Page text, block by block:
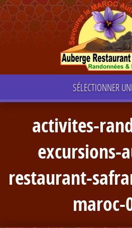
SÉLECTIONNER
activites-
excursions-
restaurant-
maroc-